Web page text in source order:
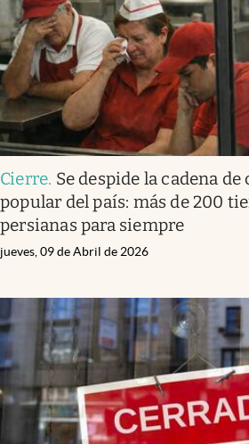
Cierre. Se despide la cadena
popular del país: más de 200
persianas para siempre
jueves, 09 de Abril de 2026